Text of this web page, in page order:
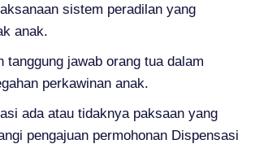
sistem peradilan yang
anak.
tanggung jawab orang tua dalam
perkawinan anak.
ada atau tidaknya paksaan yang
pengajuan permohonan Dispensasi